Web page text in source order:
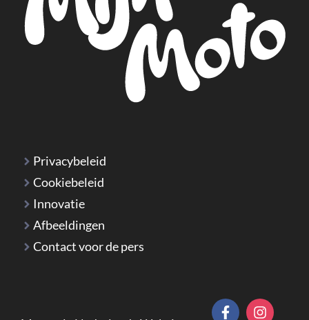
Privacybeleid
Cookiebeleid
Innovatie
Afbeeldingen
Contact voor de pers